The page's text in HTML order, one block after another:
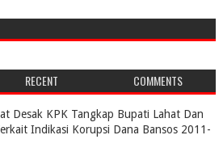
RECENT COMMENTS
Desak KPK Tangkap Bupati Lahat Dan
Indikasi Korupsi Dana Bansos 2011-